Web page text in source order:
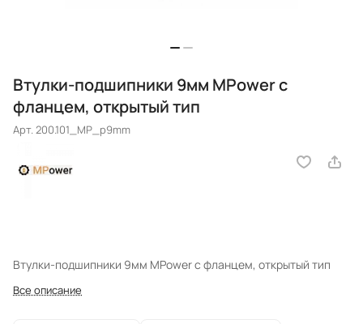
Втулки-подшипники 9мм MPower с
фланцем, открытый тип
Арт.200.101_MP_p9mm
Втулки-подшипники 9мм MPower с фланцем, открытый тип
Все описание